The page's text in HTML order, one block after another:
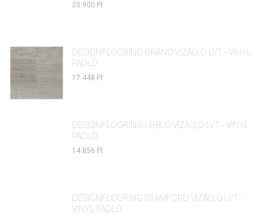
20.900 Ft
DESIGNFLOORING GRANO VÍZÁLLÓ LVT - VINYL
PADLÓ
17.448 Ft
DESIGNFLOORING URBUS VÍZÁLLÓ LVT - VINYL
PADLÓ
14.856 Ft
DESIGNFLOORING STAMFORD VÍZÁLLÓ LVT -
VINYL PADLÓ